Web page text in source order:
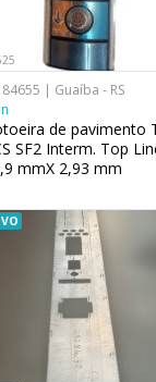
84655 | Guaíba - RS
de pavimento
SF2 Interm. Top
mmX 2,93 mm